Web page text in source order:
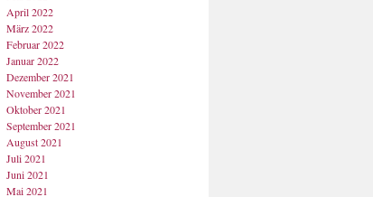
April 2022
März 2022
Februar 2022
Januar 2022
Dezember 2021
November 2021
Oktober 2021
September 2021
August 2021
Juli 2021
Juni 2021
Mai 2021